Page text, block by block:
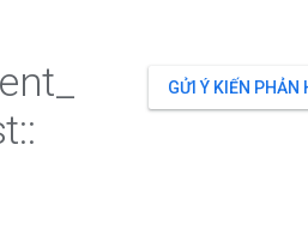
GỬI Ý KIẾN PHẢN
::